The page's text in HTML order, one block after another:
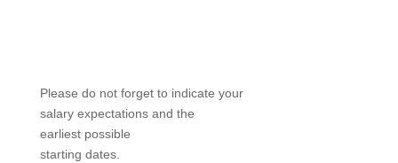
Please do not forget to indicate your
salary expectations and the
earliest possible
starting dates.